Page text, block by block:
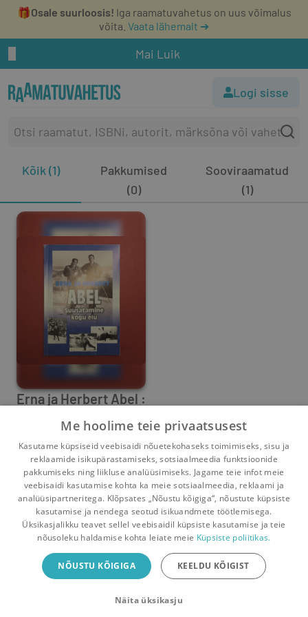
🎁Osale suurloosis! Iga raamatuvahetus on uus võimalus
võita. Vaata lähemalt ➔
Mai Luik
Logi sisse
Kõik (1)
Pakkumised
(0)
Sooviraamatud
(1)
Erna ja Herbert Abel :
suusatamine kogu
1915-1999 ; 1916-1991]
/
0 2
Pealehele Ostukorv Sõnumid Teated Konto
Raamatuvahetuse mobiiliäpp
Vaheta raamatuid veelgi mugavamalt!
Me hoolime teie privaatsusest
Kasutame küpsiseid veebisaidi nõuetekohaseks toimimiseks, sisu ja
reklaamide isikupärastamiseks, sotsiaalmeedia funktsioonide
pakkumiseks ning liikluse analüüsimiseks. Jagame teie infot meie
veebisaidi kasutamise kohta ka meie sotsiaalmeedia, reklaami ja
analüüsipartneritega. Klõpsates „Nõustu kõigiga“, nõustute küpsiste
kasutamise ja nendega seotud isikuandmete töötlemisega.
Üksikasjalikku teavet sellel veebisaidil küpsiste kasutamise ja teie
nõusoleku haldamise kohta leiate meie Küpsiste poliitikas.
NÕUSTU KÕIGIGA KEELDU KÕIGIST
Näita üksikasju